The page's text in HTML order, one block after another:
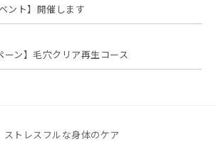
ント】開催します
ーン】毛穴クリア再生コース
ストレスフルな身体のケア